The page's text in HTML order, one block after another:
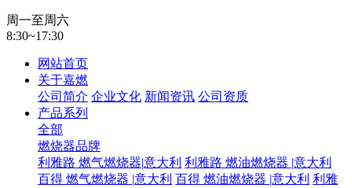
周一至周六
8:30~17:30
网站首页
关于嘉燃
公司简介 企业文化 新闻资讯 公司资质
产品系列
全部
燃烧器品牌
利雅路 燃气燃烧器|意大利 利雅路 燃油燃烧器 |意大利
百得 燃气燃烧器 |意大利 百得 燃油燃烧器 |意大利 利雅